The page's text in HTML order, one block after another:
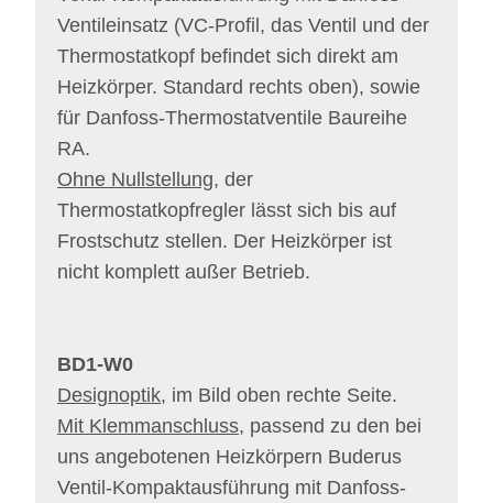
Ventileinsatz (VC-Profil, das Ventil und der
Thermostatkopf befindet sich direkt am
Heizkörper. Standard rechts oben), sowie
für Danfoss-Thermostatventile Baureihe
RA.
Ohne Nullstellung, der
Thermostatkopfregler lässt sich bis auf
Frostschutz stellen. Der Heizkörper ist
nicht komplett außer Betrieb.
BD1-W0
Designoptik, im Bild oben rechte Seite.
Mit Klemmanschluss, passend zu den bei
uns angebotenen Heizkörpern Buderus
Ventil-Kompaktausführung mit Danfoss-